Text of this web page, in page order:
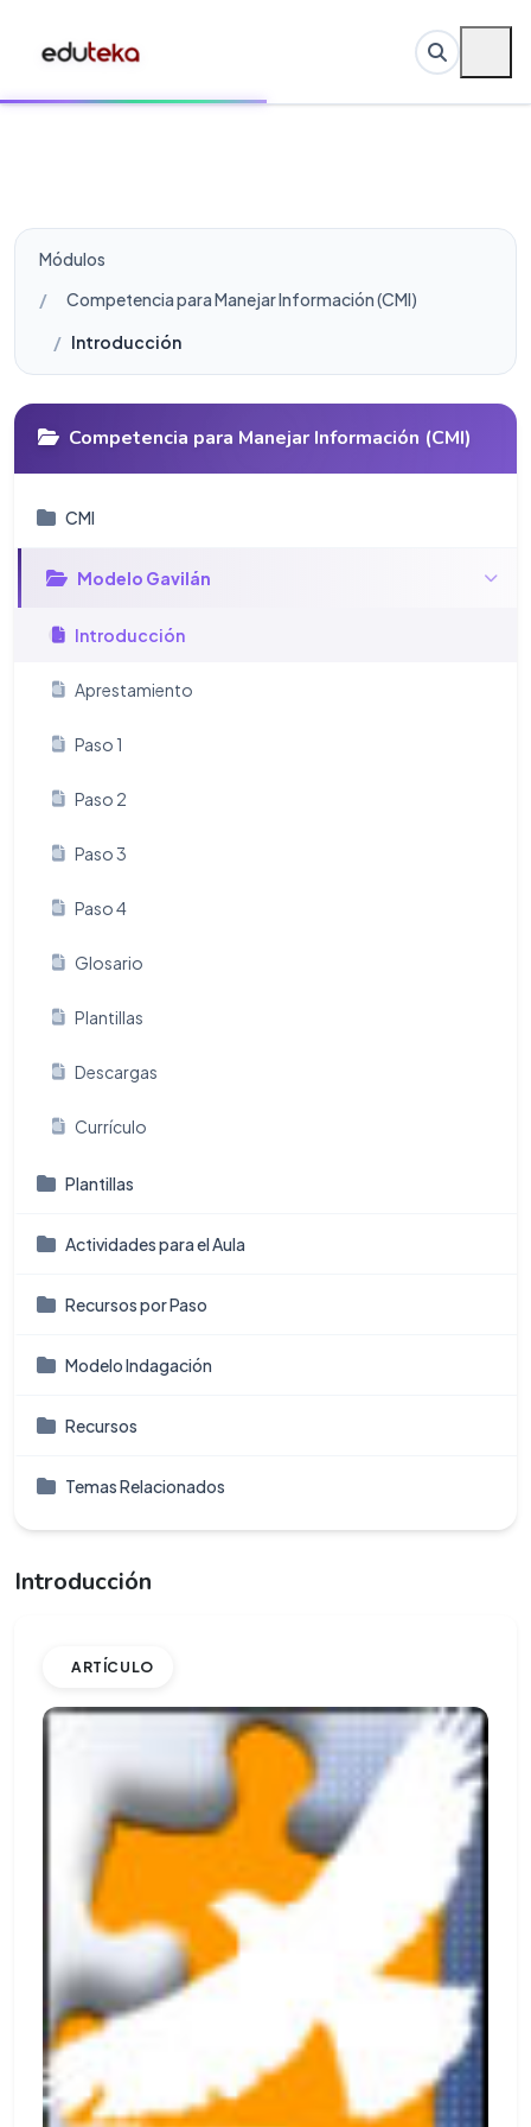
Módulos
Competencia para Manejar Información (CMI)
Introducción
Competencia para Manejar Información (CMI)
CMI
Modelo Gavilán
Introducción
Aprestamiento
Paso 1
Paso 2
Paso 3
Paso 4
Glosario
Plantillas
Descargas
Currículo
Plantillas
Actividades para el Aula
Recursos por Paso
Modelo Indagación
Recursos
Temas Relacionados
Introducción
ARTÍCULO